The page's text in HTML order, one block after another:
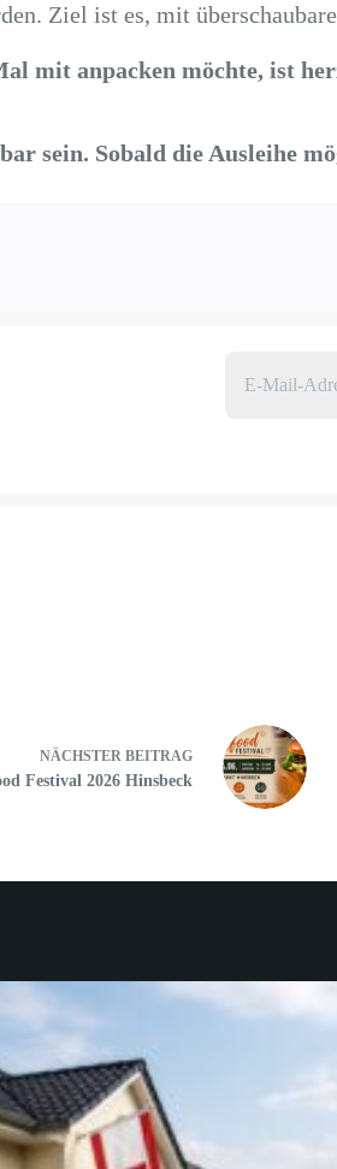
Ziel ist es, mit
mit anpacken möchte, ist
sein. Sobald die Ausleihe
NÄCHSTER BEITRAG
Festival 2026 Hinsbeck